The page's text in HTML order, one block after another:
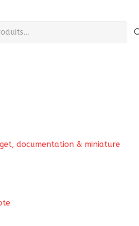
documentation & miniature